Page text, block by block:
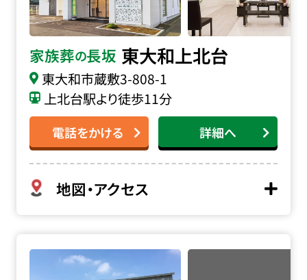
家族葬の長坂 東大和上北台
東大和市蔵敷3-808-1
上北台駅より徒歩11分
電話をかける 詳細へ
地図・アクセス